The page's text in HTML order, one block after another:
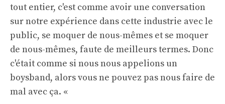
tout entier, c'est comme avoir une conversation
sur notre expérience dans cette industrie avec le
public, se moquer de nous-mêmes et se moquer
de nous-mêmes, faute de meilleurs termes. Donc
c'était comme si nous nous appelions un
boysband, alors vous ne pouvez pas nous faire de
mal avec ça. «